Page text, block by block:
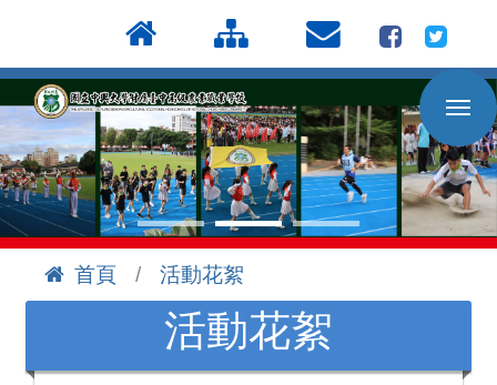
到
主
要
內
容
區
首頁
活動花絮
活動花絮